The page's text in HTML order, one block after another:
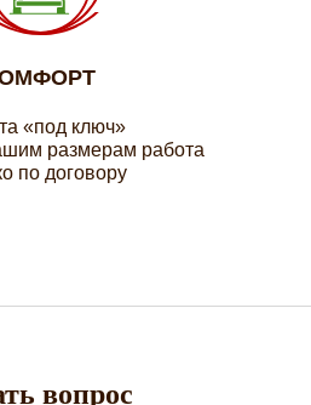
«под ключ»
размерам работа
по договору
вопрос